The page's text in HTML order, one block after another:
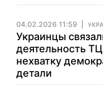
04.02.2026 11:59
Украинцы
деятельность
нехватку
детали